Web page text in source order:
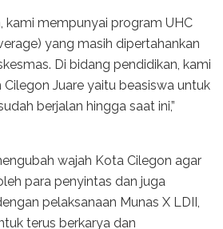
kami mempunyai program UHC
yang masih dipertahankan
Di bidang pendidikan, kami
Juare yaitu beasiswa untuk
berjalan hingga saat ini,”
wajah Kota Cilegon agar
para penyintas dan juga
pelaksanaan Munas X LDII,
terus berkarya dan